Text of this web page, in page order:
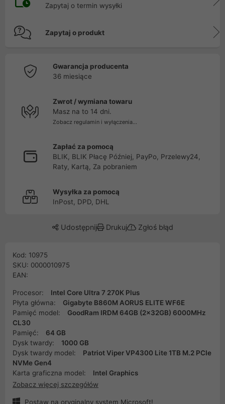
Zapytaj o termin wysyłki
Zapytaj o produkt
Gwarancja producenta
36 miesiące
Zwrot / wymiana towaru
Masz na to 14 dni.
Zobacz regulamin i wyłączenia...
Zapłać za pomocą
BLIK, BLIK Płacę Później, PayPo, Przelewy24,
Raty, Kartą, Za pobraniem
Wysyłka za pomocą
InPost, DPD, DHL
Udostępnij Drukuj Zgłoś błąd
Kod: 10975
SKU: 0000010975
EAN:
Procesor:
Intel Core Ultra 7 270K Plus
Płyta główna:
Gigabyte B860M AORUS ELITE WF6E
Pamięć model:
GoodRam IRDM 64GB (2x32GB) 6000MHz
CL30
Pamięć:
64 GB
Dysk twardy:
1000 GB
Dysk twardy model:
Patriot Viper VP4300 Lite 1TB M.2 PCIe
NVMe Gen4
Karta graficzna model:
Intel Graphics
Zobacz więcej szczegółów
Postaw na oryginalny system Microsoft!